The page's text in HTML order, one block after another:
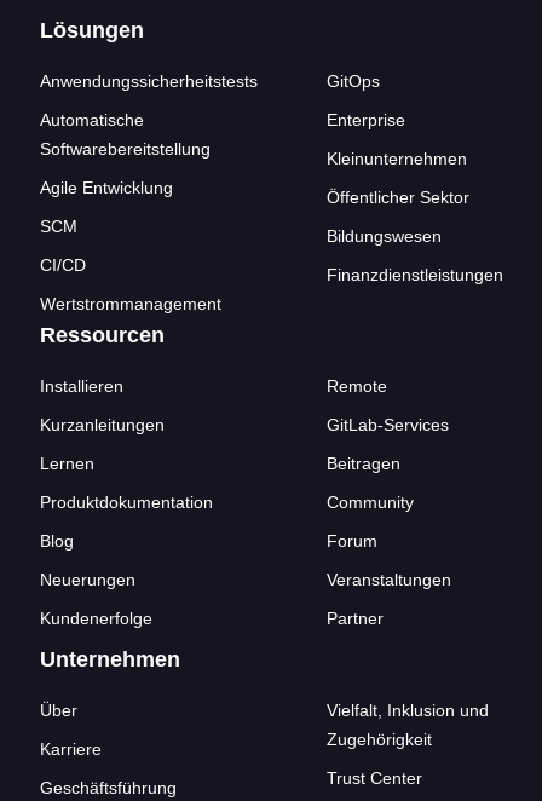
Lösungen
Anwendungssicherheitstests
Automatische
Softwarebereitstellung
Agile Entwicklung
SCM
CI/CD
Wertstrommanagement
GitOps
Enterprise
Kleinunternehmen
Öffentlicher Sektor
Bildungswesen
Finanzdienstleistungen
Ressourcen
Installieren
Kurzanleitungen
Lernen
Produktdokumentation
Blog
Neuerungen
Kundenerfolge
Remote
GitLab-Services
Beitragen
Community
Forum
Veranstaltungen
Partner
Unternehmen
Über
Karriere
Geschäftsführung
Vielfalt, Inklusion und
Zugehörigkeit
Trust Center